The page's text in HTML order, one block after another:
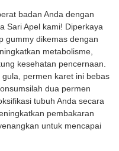
badan Anda dengan
Sari Apel kami! Diperkaya
gummy dikemas dengan
metabolisme,
kesehatan pencernaan.
permen karet ini bebas
dua permen
tubuh Anda secara
pembakaran
untuk mencapai